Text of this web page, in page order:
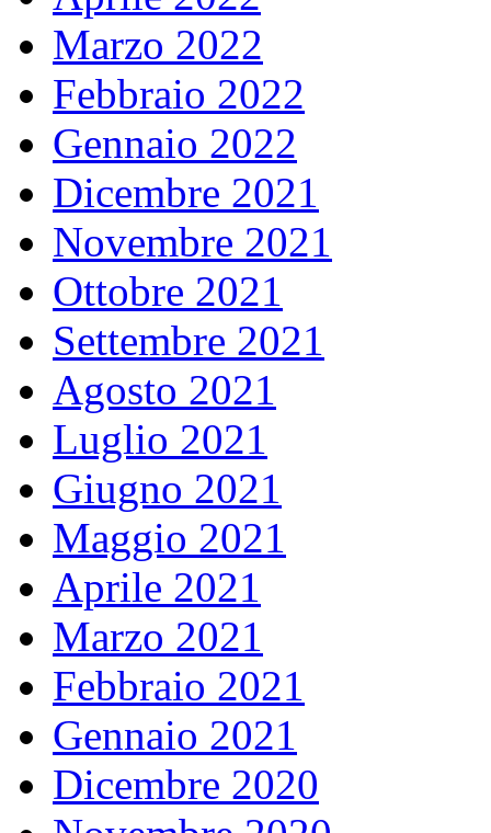
Marzo 2022
Febbraio 2022
Gennaio 2022
Dicembre 2021
Novembre 2021
Ottobre 2021
Settembre 2021
Agosto 2021
Luglio 2021
Giugno 2021
Maggio 2021
Aprile 2021
Marzo 2021
Febbraio 2021
Gennaio 2021
Dicembre 2020